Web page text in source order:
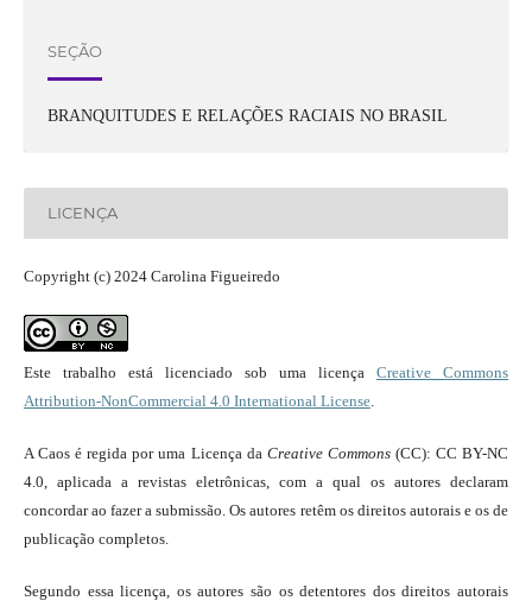
SEÇÃO
BRANQUITUDES E RELAÇÕES RACIAIS NO BRASIL
LICENÇA
Copyright (c) 2024 Carolina Figueiredo
Este trabalho está licenciado sob uma licençaCreative Commons
Attribution-NonCommercial 4.0 International License.
A Caos é regida por uma Licença da Creative Commons(CC): CC BY-NC
4.0, aplicada a revistas eletrônicas, com a qual os autores declaram
concordar ao fazer a submissão. Os autores retêm os direitos autorais e os de
publicação completos.
Segundo essa licença, os autores são os detentores dos direitos autorais